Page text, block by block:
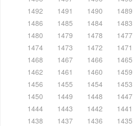
1492
1491 1490 1489
1486
1485 1484 1483
1480
1479 1478 1477
1474
1473 1472 1471
1468
1467 1466 1465
1462
1461 1460 1459
1456
1455 1454 1453
1450
1449 1448 1447
1444
1443 1442 1441
1438
1437 1436 1435